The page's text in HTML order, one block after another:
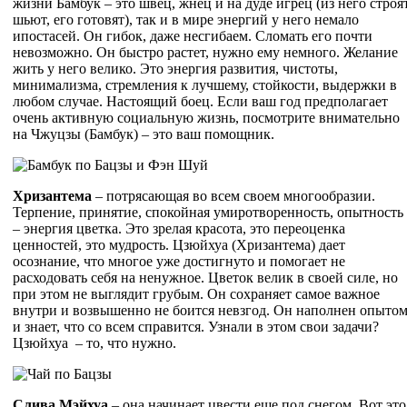
шьют, его готовят), так и в мире энергий у него немало
ипостасей. Он гибок, даже несгибаем. Сломать его почти
невозможно. Он быстро растет, нужно ему немного. Желание
жить у него велико. Это энергия развития, чистоты,
минимализма, стремления к лучшему, стойкости, выдержки в
любом случае. Настоящий боец. Если ваш год предполагает
очень активную социальную жизнь, посмотрите внимательно
на Чжуцзы (Бамбук) – это ваш помощник.
Хризантема – потрясающая во всем своем многообразии.
Терпение, принятие, спокойная умиротворенность, опытность
– энергия цветка. Это зрелая красота, это переоценка
ценностей, это мудрость. Цзюйхуа (Хризантема) дает
осознание, что многое уже достигнуто и помогает не
расходовать себя на ненужное. Цветок велик в своей силе, но
при этом не выглядит грубым. Он сохраняет самое важное
внутри и возвышенно не боится невзгод. Он наполнен опытом
и знает, что со всем справится. Узнали в этом свои задачи?
Цзюйхуа – то, что нужно.